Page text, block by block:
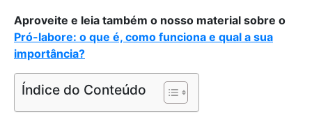
Aproveite e leia também o nosso material sobre o
Pró-labore: o que é, como funciona e qual a sua
importância?
Índice do Conteúdo